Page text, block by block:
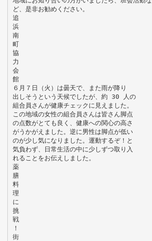
ど、是非お勧めください。
追
浜
南
町
協
力
会
館
６月７日（火）は曇天で、また雨が降り
出しそうという天候でしたが、約 30 人の
組合員さんが健康チェックに見えました。
この地域の女性の組合員さんは皆さん脚点
の点数がとても良く、健康への関心の高さ
がうかがえました。逆に男性は脚点が低い
のが少し気になりました。運動するぞ！と
気負わず、日常生活の中に少しずつ取り入
れることをお伝えしました。
薬
膳
料
理
に
挑
戦
！
街